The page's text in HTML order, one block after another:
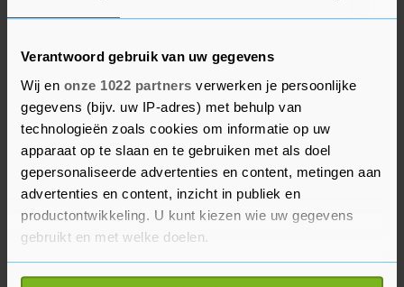
Verantwoord gebruik van uw gegevens
Wij en onze 1022 partners verwerken je persoonlijke
gegevens (bijv. uw IP-adres) met behulp van
technologieën zoals cookies om informatie op uw
apparaat op te slaan en te gebruiken met als doel
gepersonaliseerde advertenties en content, metingen aan
advertenties en content, inzicht in publiek en
productontwikkeling. U kunt kiezen wie uw gegevens
gebruikt en met welke doelen.
Als u het toestaat, willen we ook graag: